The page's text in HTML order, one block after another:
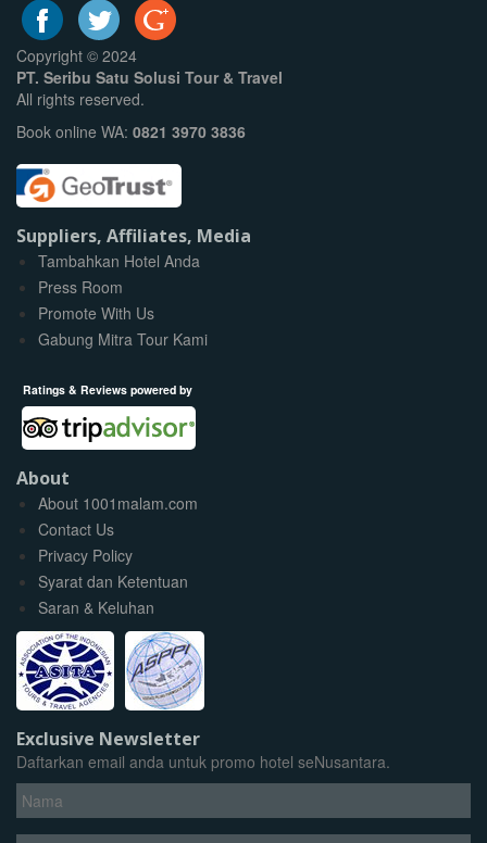
Copyright © 2024
PT. Seribu Satu Solusi Tour & Travel
All rights reserved.
Book online WA: 0821 3970 3836
Suppliers, Affiliates, Media
Tambahkan Hotel Anda
Press Room
Promote With Us
Gabung Mitra Tour Kami
Ratings & Reviews powered by
About
About 1001malam.com
Contact Us
Privacy Policy
Syarat dan Ketentuan
Saran & Keluhan
Exclusive Newsletter
Daftarkan email anda untuk promo hotel seNusantara.